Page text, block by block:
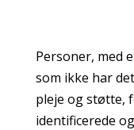
Personer, med
som ikke har
pleje og støtte,
identificerede